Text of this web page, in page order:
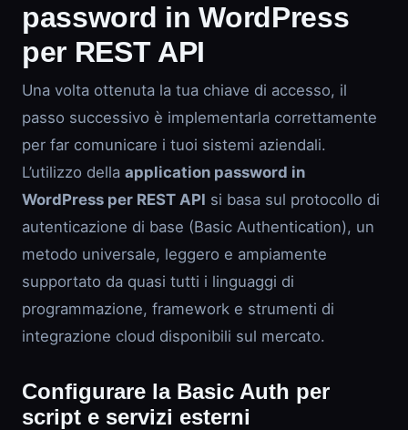
password in WordPress
per REST API
Una volta ottenuta la tua chiave di accesso, il
passo successivo è implementarla correttamente
per far comunicare i tuoi sistemi aziendali.
L’utilizzo della application password in
WordPress per REST API si basa sul protocollo di
autenticazione di base (Basic Authentication), un
metodo universale, leggero e ampiamente
supportato da quasi tutti i linguaggi di
programmazione, framework e strumenti di
integrazione cloud disponibili sul mercato.
Configurare la Basic Auth per
script e servizi esterni